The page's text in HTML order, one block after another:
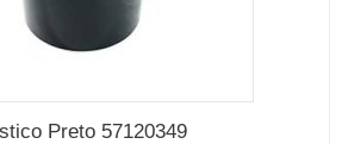
Preto 57120349